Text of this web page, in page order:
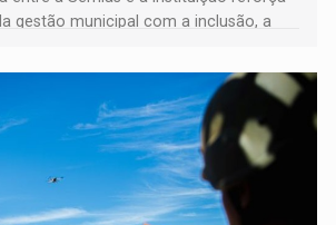
gestão municipal com a inclusão, a